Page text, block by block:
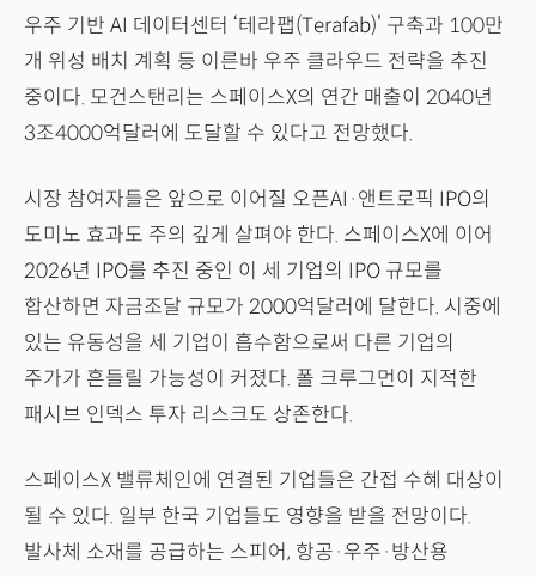
우주 기반 AI 데이터센터 ‘테라팹(Terafab)’ 구축과 100만
개 위성 배치 계획 등 이른바 우주 클라우드 전략을 추진
중이다. 모건스탠리는 스페이스X의 연간 매출이 2040년
3조4000억달러에 도달할 수 있다고 전망했다.
시장 참여자들은 앞으로 이어질 오픈AI·앤트로픽 IPO의
도미노 효과도 주의 깊게 살펴야 한다. 스페이스X에 이어
2026년 IPO를 추진 중인 이 세 기업의 IPO 규모를
합산하면 자금조달 규모가 2000억달러에 달한다. 시중에
있는 유동성을 세 기업이 흡수함으로써 다른 기업의
주가가 흔들릴 가능성이 커졌다. 폴 크루그먼이 지적한
패시브 인덱스 투자 리스크도 상존한다.
스페이스X 밸류체인에 연결된 기업들은 간접 수혜 대상이
될 수 있다. 일부 한국 기업들도 영향을 받을 전망이다.
발사체 소재를 공급하는 스피어, 항공·우주·방산용